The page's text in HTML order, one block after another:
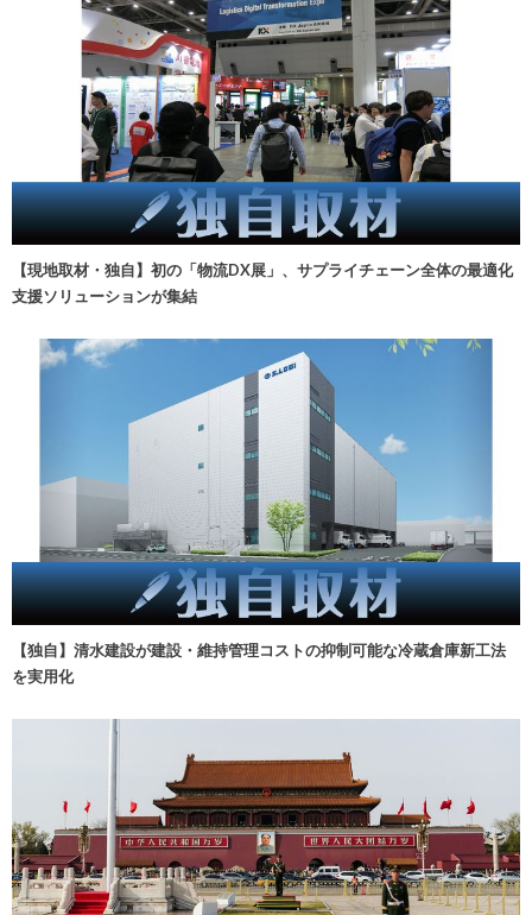
【現地取材・独自】初の「物流DX展」、サプライチェーン全体の最適化
支援ソリューションが集結
【独自】清水建設が建設・維持管理コストの抑制可能な冷蔵倉庫新工法
を実用化